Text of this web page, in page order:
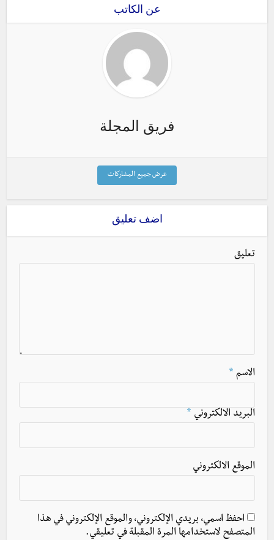
عن الكاتب
فريق المجلة
عرض جميع المشاركات
اضف تعليق
تعليق
الاسم *
البريد الالكتروني *
الموقع الالكتروني
احفظ اسمي، بريدي الإلكتروني، والموقع الإلكتروني في هذا
المتصفح لاستخدامها المرة المقبلة في تعليقي.